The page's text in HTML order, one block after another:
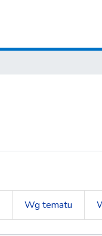
Wg tematu